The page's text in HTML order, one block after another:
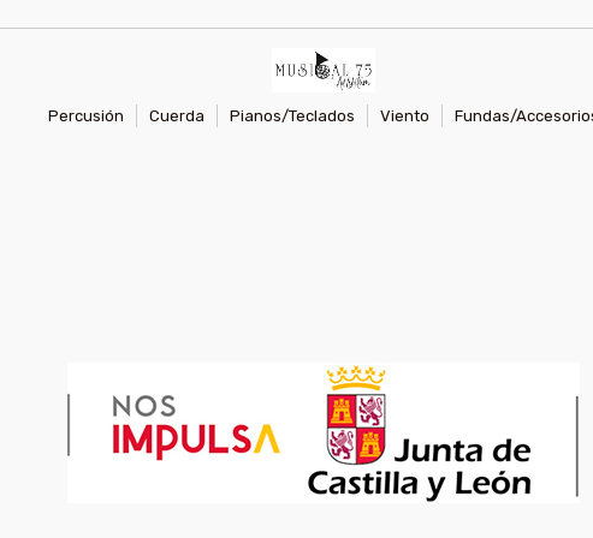
Percusión Cuerda Pianos/Teclados Viento Fundas/